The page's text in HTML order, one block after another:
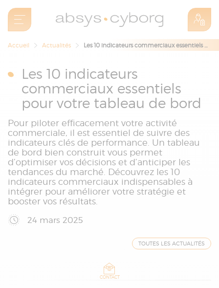
Accueil Actualités Les 10 indicateurs commerciaux essentiels pour votre tableau de bord
Les 10 indicateurs
commerciaux essentiels
pour votre tableau de bord
Pour piloter efficacement votre activité
commerciale, il est essentiel de suivre des
indicateurs clés de performance. Un tableau
de bord bien construit vous permet
d’optimiser vos décisions et d’anticiper les
tendances du marché. Découvrez les 10
indicateurs commerciaux indispensables à
intégrer pour améliorer votre stratégie et
booster vos résultats.
24 mars 2025
TOUTES LES ACTUALITÉS
CONTACT